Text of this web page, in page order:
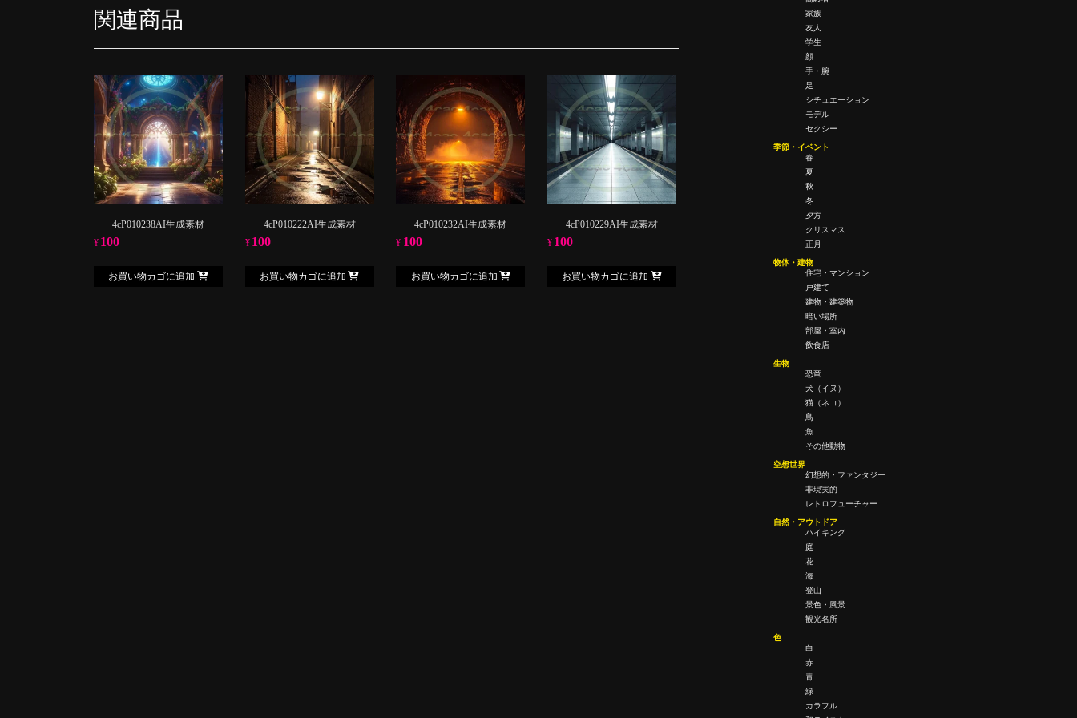
関連商品
4cP010238AI生成素材
¥ 100
お買い物カゴに追加
4cP010222AI生成素材
¥ 100
お買い物カゴに追加
4cP010232AI生成素材
¥ 100
お買い物カゴに追加
4cP010229AI生成素材
¥ 100
お買い物カゴに追加
家族
友人
学生
顔
手・腕
足
シチュエーション
モデル
セクシー
季節・イベント
春
夏
秋
冬
夕方
クリスマス
正月
物体・建物
住宅・マンション
戸建て
建物・建築物
暗い場所
部屋・室内
飲食店
生物
恐竜
犬（イヌ）
猫（ネコ）
鳥
魚
その他動物
空想世界
幻想的・ファンタジー
非現実的
レトロフューチャー
自然・アウトドア
ハイキング
庭
花
海
登山
景色・風景
観光名所
色
白
赤
青
緑
カラフル